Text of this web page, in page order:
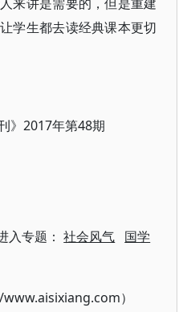
学生都去读经典课本更切
》2017年第48期
入专题：社会风气 国学
）